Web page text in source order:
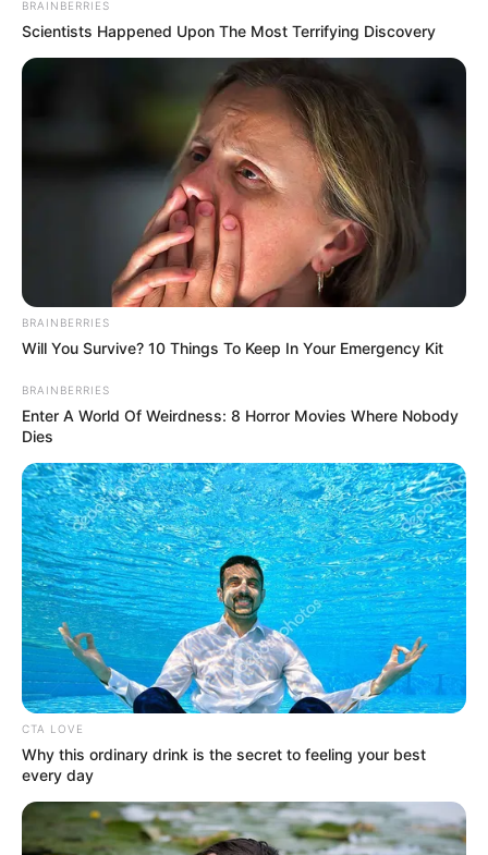
Nama Panggilan: –
Tempat, Tanggal Lahir: Indonesia, 24 Januari
Kewarganegaraan: Indonesia
Profesi: TikToker, Selebgram
Threads: –
@ptr.adewiyah_
YouTube: –
Tinggi, Berat & Penampilan Fisik
Tinggi: – cm
Berat: – kg
Golongan Darah: –
Warna Rambut: –
Warna Mata: –
Warna Kulit: –
Ukuran Tubuh: –
Ukuran Sepatu: –
Ukuran Baju: –
BRAINBERRIES
Scientists Happened Upon The Most Terrifying Discovery
BRAINBERRIES
Will You Survive? 10 Things To Keep In Your Emergency Kit
BRAINBERRIES
Enter A World Of Weirdness: 8 Horror Movies Where Nobody
Dies
CTA LOVE
Why this ordinary drink is the secret to feeling your best
every day